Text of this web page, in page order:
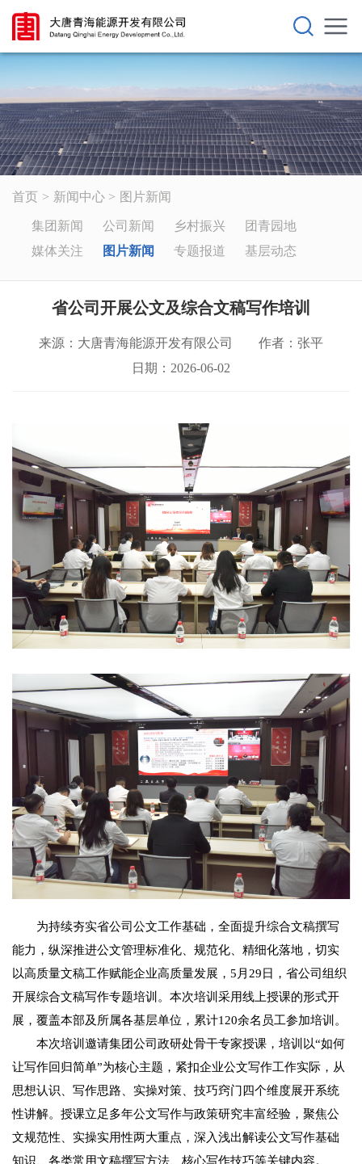
首页 新闻中心 图片新闻
集团新闻 公司新闻 乡村振兴
团青园地
媒体关注
图片新闻 专题报道 基层动态
省公司开展公文及综合文稿写作培训
来源：大唐青海能源开发有限公司
作者：张平
日期：2026-06-02
为持续夯实省公司公文工作基础，全面提升综合文稿撰写
能力，纵深推进公文管理标准化、规范化、精细化落地，切实
以高质量文稿工作赋能企业高质量发展，5月29日，省公司组织
开展综合文稿写作专题培训。本次培训采用线上授课的形式开
展，覆盖本部及所属各基层单位，累计120余名员工参加培训。
本次培训邀请集团公司政研处骨干专家授课，培训以“如何
让写作回归简单”为核心主题，紧扣企业公文写作工作实际，从
思想认识、写作思路、实操对策、技巧窍门四个维度展开系统
性讲解。授课立足多年公文写作与政策研究丰富经验，聚焦公
文规范性、实操实用性两大重点，深入浅出解读公文写作基础
知识、各类常用文稿撰写方法、核心写作技巧等关键内容。